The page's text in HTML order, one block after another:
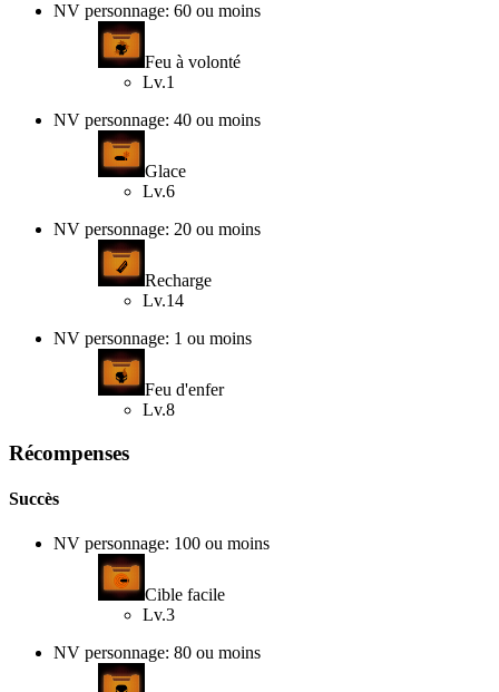
NV personnage: 60 ou moins
Feu à volonté
Lv.1
NV personnage: 40 ou moins
Glace
Lv.6
NV personnage: 20 ou moins
Recharge
Lv.14
NV personnage: 1 ou moins
Feu d'enfer
Lv.8
Récompenses
Succès
NV personnage: 100 ou moins
Cible facile
Lv.3
NV personnage: 80 ou moins